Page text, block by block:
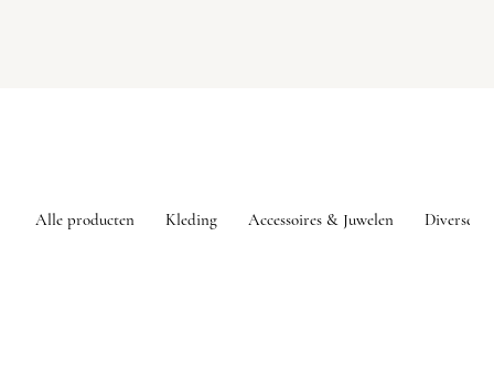
Alle producten Kleding Accessoires & Juwelen Diversen